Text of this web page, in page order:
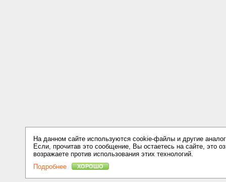
На данном сайте используются cookie-файлы и другие
Если, прочитав это сообщение, Вы остаетесь на сайте, это
возражаете против использования этих технологий.
Подробнее
ХОРОШО